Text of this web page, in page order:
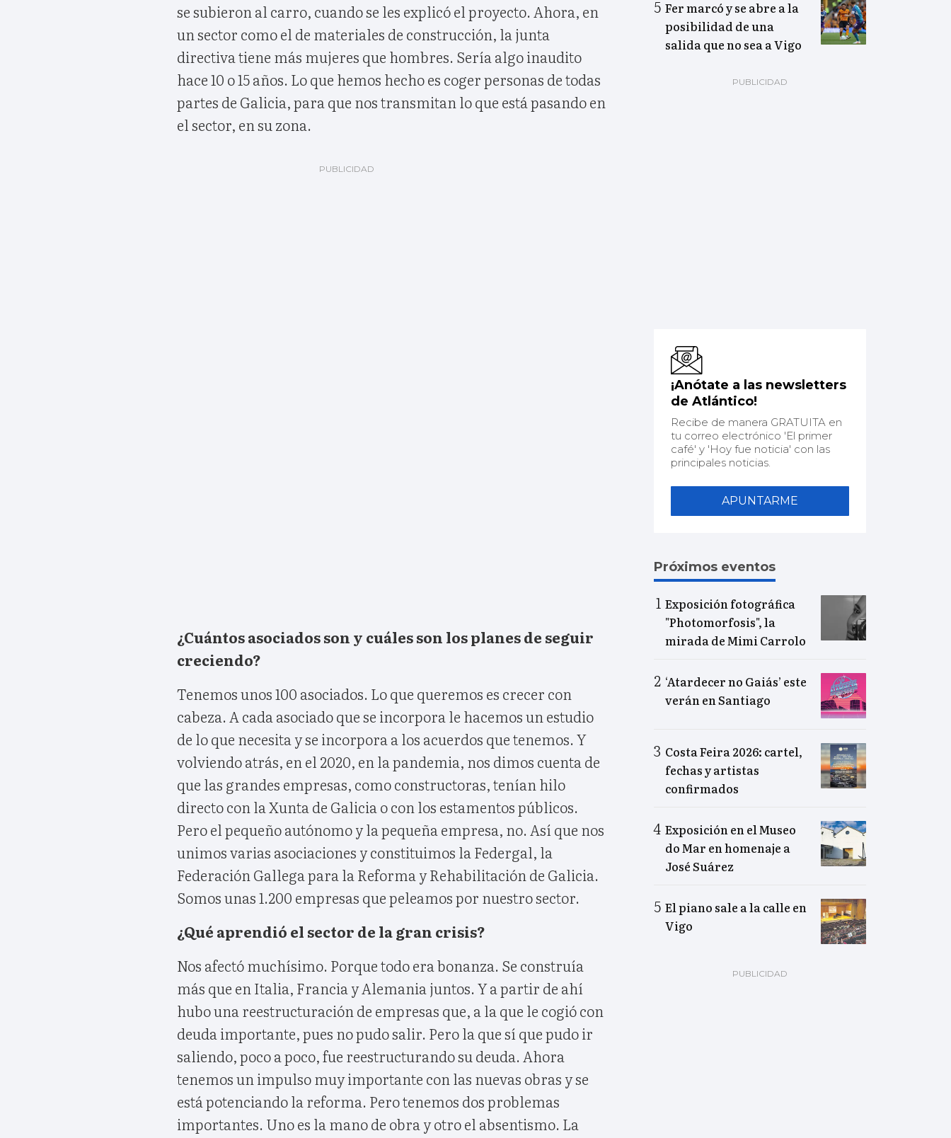
se subieron al carro, cuando se les explicó el proyecto. Ahora, en
un sector como el de materiales de construcción, la junta
directiva tiene más mujeres que hombres. Sería algo inaudito
hace 10 o 15 años. Lo que hemos hecho es coger personas de todas
partes de Galicia, para que nos transmitan lo que está pasando en
el sector, en su zona.
¿Cuántos asociados son y cuáles son los planes de seguir
creciendo?
Tenemos unos 100 asociados. Lo que queremos es crecer con
cabeza. A cada asociado que se incorpora le hacemos un estudio
de lo que necesita y se incorpora a los acuerdos que tenemos. Y
volviendo atrás, en el 2020, en la pandemia, nos dimos cuenta de
que las grandes empresas, como constructoras, tenían hilo
directo con la Xunta de Galicia o con los estamentos públicos.
Pero el pequeño autónomo y la pequeña empresa, no. Así que nos
unimos varias asociaciones y constituimos la Federgal, la
Federación Gallega para la Reforma y Rehabilitación de Galicia.
Somos unas 1.200 empresas que peleamos por nuestro sector.
¿Qué aprendió el sector de la gran crisis?
Nos afectó muchísimo. Porque todo era bonanza. Se construía
más que en Italia, Francia y Alemania juntos. Y a partir de ahí
hubo una reestructuración de empresas que, a la que le cogió con
deuda importante, pues no pudo salir. Pero la que sí que pudo ir
saliendo, poco a poco, fue reestructurando su deuda. Ahora
tenemos un impulso muy importante con las nuevas obras y se
está potenciando la reforma. Pero tenemos dos problemas
importantes. Uno es la mano de obra y otro el absentismo. La
Fer marcó y se abre a la
posibilidad de una
salida que no sea a Vigo
¡Anótate a las newsletters
de Atlántico!
Recibe de manera GRATUITA en
tu correo electrónico 'El primer
café' y 'Hoy fue noticia' con las
principales noticias.
APUNTARME
Próximos eventos
Exposición fotográfica
"Photomorfosis", la
mirada de Mimi Carrolo
‘Atardecer no Gaiás’ este
verán en Santiago
Costa Feira 2026: cartel,
fechas y artistas
confirmados
Exposición en el Museo
do Mar en homenaje a
José Suárez
El piano sale a la calle en
Vigo